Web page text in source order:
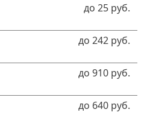
до 25 руб.
до 242 руб.
до 910 руб.
до 640 руб.